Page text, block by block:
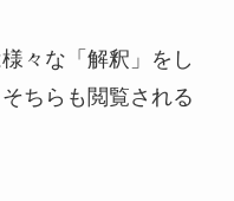
々な「解釈」をし
ちらも閲覧される